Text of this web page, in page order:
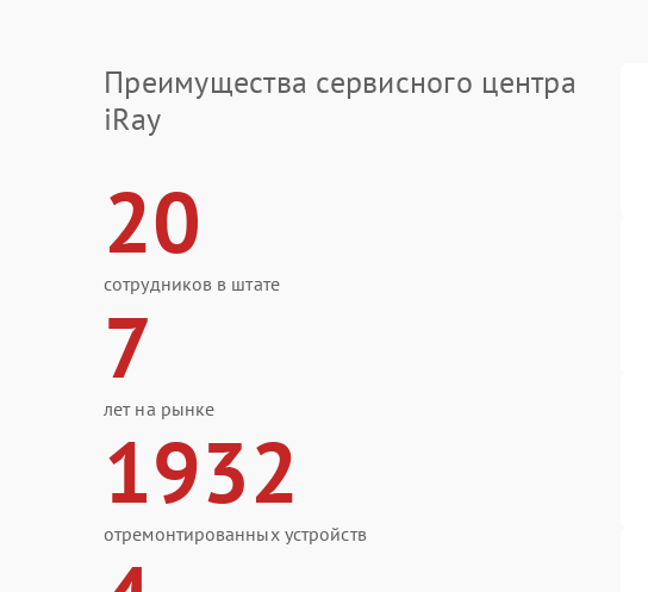
Преимущества сервисного центра
iRay
20
сотрудников в штате
7
лет на рынке
1932
отремонтированных устройств